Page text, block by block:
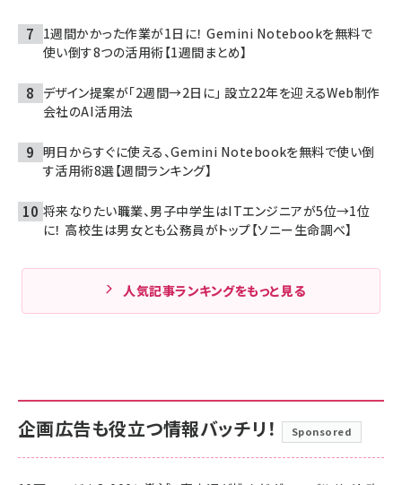
1週間かかった作業が1日に！ Gemini Notebookを無料で
使い倒す8つの活用術【1週間まとめ】
デザイン提案が「2週間→2日に」 設立22年を迎えるWeb制作
会社のAI活用法
明日からすぐに使える、Gemini Notebookを無料で使い倒
す活用術8選【週間ランキング】
将来なりたい職業、男子中学生はITエンジニアが5位→1位
に！ 高校生は男女とも公務員がトップ【ソニー生命調べ】
人気記事ランキングをもっと見る
企画広告も役立つ情報バッチリ！ Sponsored